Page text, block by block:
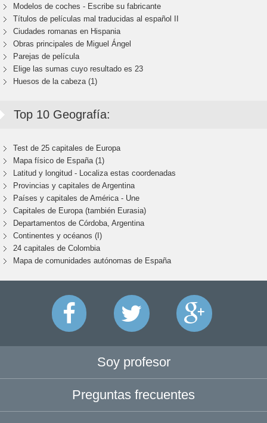
Modelos de coches - Escribe su fabricante
Títulos de películas mal traducidas al español II
Ciudades romanas en Hispania
Obras principales de Miguel Ángel
Parejas de película
Elige las sumas cuyo resultado es 23
Huesos de la cabeza (1)
Top 10 Geografía:
Test de 25 capitales de Europa
Mapa físico de España (1)
Latitud y longitud - Localiza estas coordenadas
Provincias y capitales de Argentina
Países y capitales de América - Une
Capitales de Europa (también Eurasia)
Departamentos de Córdoba, Argentina
Continentes y océanos (I)
24 capitales de Colombia
Mapa de comunidades autónomas de España
Soy profesor
Preguntas frecuentes